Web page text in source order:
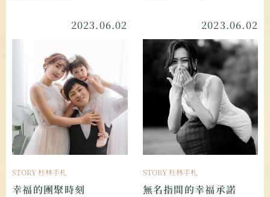
2023.06.02
STORY 杜林手札
幸福的團聚時刻
2023.06.02
STORY 杜林手札
無名指間的幸福承諾